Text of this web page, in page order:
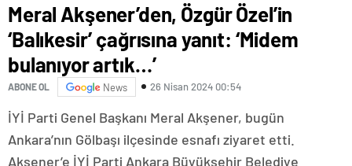
Meral Akşener’den, Özgür Özel’in
‘Balıkesir’ çağrısına yanıt: ‘Midem
bulanıyor artık…’
ABONE OL News 26 Nisan 2024 00:54
İYİ Parti Genel Başkanı Meral Akşener, bugün
Ankara’nın Gölbaşı ilçesinde esnafı ziyaret etti.
Akşener’e İYİ Parti Ankara Büyükşehir Belediye